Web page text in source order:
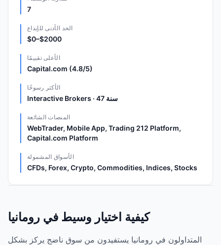
7
الحد الأدنى للإيداع
$0–$2000
الأعلى تقييمًا
Capital.com (4.8/5)
الأكثر رسوخًا
Interactive Brokers · 47 سنة
المنصات الشائعة
WebTrader, Mobile App, Trading 212 Platform,
Capital.com Platform
الأسواق المشمولة
CFDs, Forex, Crypto, Commodities, Indices, Stocks
كيفية اختيار وسيط في رومانيا
المتداولون في رومانيا يستفيدون من سوق ناضج يركز بشكل